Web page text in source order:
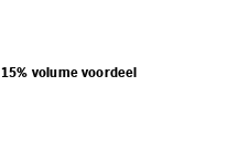
15% volume voordeel